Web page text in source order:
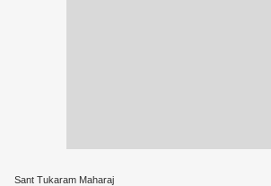
Sant Tukaram Maharaj